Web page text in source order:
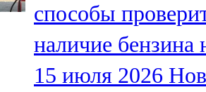
способы
наличие бензина
15 июля 2026